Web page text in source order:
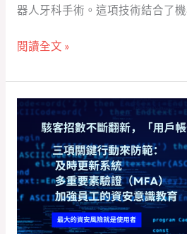
器人牙科手術。這項技術結合了
手
完
時
術
變 15 分
鐘 】
閱讀全文 »
【駭
數
不
斷
翻